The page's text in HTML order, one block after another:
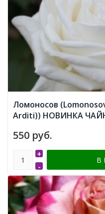
Ломоносов
Arditi)) НОВИНКА
550 руб.
-
+
В